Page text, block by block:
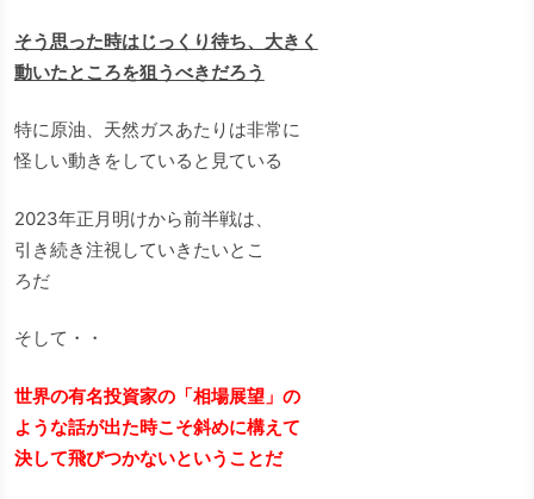
そう思った時はじっくり待ち、大きく
動いたところを狙うべきだろう
特に原油、天然ガスあたりは非常に
怪しい動きをしていると見ている
2023年正月明けから前半戦は、
引き続き注視していきたいとこ
ろだ
そして・・
世界の有名投資家の「相場展望」の
ような話が出た時こそ斜めに構えて
決して飛びつかないということだ